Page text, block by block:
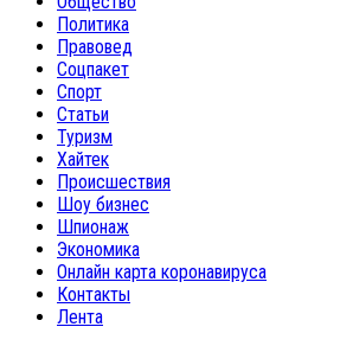
Политика
Правовед
Соцпакет
Спорт
Статьи
Туризм
Хайтек
Происшествия
Шоу бизнес
Шпионаж
Экономика
Онлайн карта коронавируса
Контакты
Лента